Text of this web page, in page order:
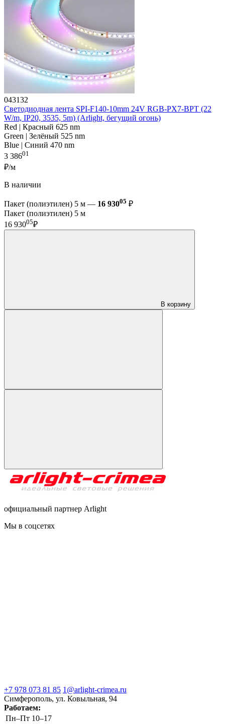
043132
Светодиодная лента SPI-F140-10mm 24V RGB-PX7-BPT (22
W/m, IP20, 3535, 5m) (Arlight, бегущий огонь)
Red | Красный 625 nm
Green | Зелёный 525 nm
Blue | Синий 470 nm
3 38601
₽/м
В наличии
Пакет (полиэтилен) 5 м — 16 93005 ₽
Пакет (полиэтилен) 5 м
16 93005₽
В корзину
официальный партнер Arlight
Мы в соцсетях
+7 978 073 81 85 1@arlight-crimea.ru
Симферополь, ул. Ковыльная, 94
Работаем:
Пн–Пт 10–17